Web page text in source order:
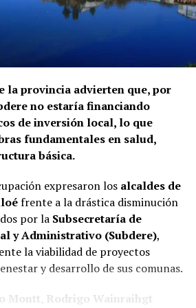
ha informado si ha iniciado
ni ha emitido
antecedentes a cada
para determinar las
correspondientes.
la provincia advierten que, por
no estaría financiando
de inversión local, lo que
fundamentales en salud,
básica.
expresaron los alcaldes de
frente a la drástica disminución
por la Subsecretaría de
y Administrativo (Subdere),
la viabilidad de proyectos
y desarrollo de sus comunas.
Montt, Rodrigo Wainraihgt